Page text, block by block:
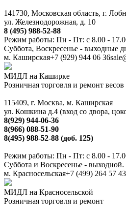
141730, Московская область, г.
ул. Железнодорожная, д. 10
8 (495) 988-52-88
Режим работы: Пн - Пт: с 8.00 -
Суббота, Воскресенье - выходные
м. Каширская+7 (929) 944 06 36
МИДЛ на Каширке
Розничная торговля и ремонт
115409, г. Москва, м. Каширская
ул. Кошкина д.4 (вход со двора,
8(929) 944-06-36
8(966) 088-51-90
8(495) 988-52-88 (доб. 125)
Режим работы: Пн - Пт: с 8.00 -
Суббота и Воскресенье - выходной.
м. Красносельская+7 (499) 264 57 43
МИДЛ на Красносельской
Розничная торговля и ремонт